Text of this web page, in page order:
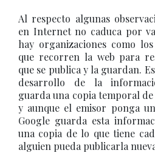
Al respecto algunas
en Internet no caduca por
hay organizaciones como
que recorren la web para
que se publica y la guardan.
desarrollo de la
guarda una copia temporal
y aunque el emisor ponga
Google guarda esta
una copia de lo que tiene
alguien pueda publicarla